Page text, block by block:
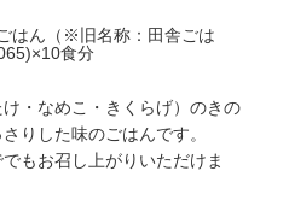
はん（※旧名称：田舎ごは
食分
・なめこ・きくらげ）のきの
りした味のごはんです。
もお召し上がりいただけま